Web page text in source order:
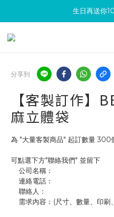
滿300回饋
生日再送你
加入成為新會員 馬
分享到
【客製訂作】
麻立體袋
為 "大量客製商品" 起訂數量 300
可點選下方"聯絡我們" 並留下
    公司名稱：
    連絡電話：
    聯絡人：
需求內容：(尺寸、數量、印